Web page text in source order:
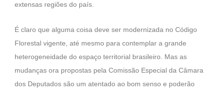
extensas regiões do país.
É claro que alguma coisa deve ser modernizada no Código
Florestal vigente, até mesmo para contemplar a grande
heterogeneidade do espaço territorial brasileiro. Mas as
mudanças ora propostas pela Comissão Especial da Câmara
dos Deputados são um atentado ao bom senso e poderão